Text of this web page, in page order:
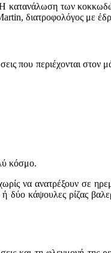
κατανάλωση των
διατροφολόγος με
που περιέχονται
κόσμο.
να ανατρέξουν σε
κάψουλες ρίζας